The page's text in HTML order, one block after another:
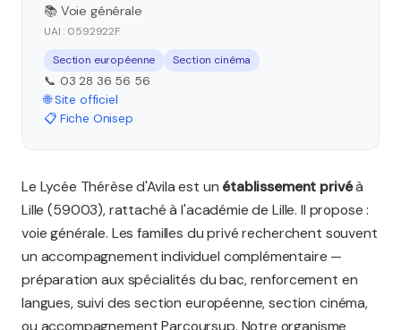
📚 Voie générale
UAI : 0592922F
Section européenne
Section cinéma
📞 03 28 36 56 56
🌐 Site officiel
📋 Fiche Onisep
Le Lycée Thérèse d'Avila est un établissement privéà
Lille (59003), rattaché à l'académie de Lille. Il propose :
voie générale. Les familles du privé recherchent souvent
un accompagnement individuel complémentaire —
préparation aux spécialités du bac, renforcement en
langues, suivi des section européenne, section cinéma,
ou accompagnement Parcoursup. Notre organisme